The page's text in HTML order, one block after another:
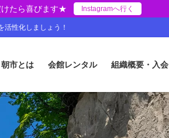
けたら喜びます★ Instagramへ行く
性化しましょう！
市とは 会館レンタル 組織概要・入会